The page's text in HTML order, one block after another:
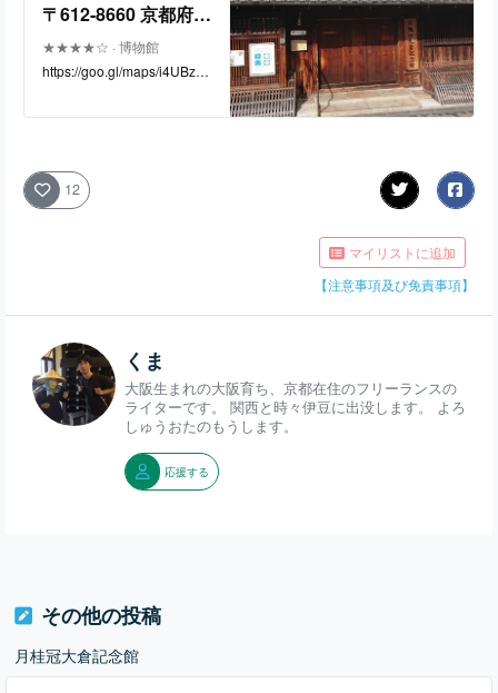
〒612-8660 京都府京
都市伏見区南浜町２
４７
★★★★☆ · 博物館
https://goo.gl/maps/i4UBz1
12
マイリストに追加
【注意事項及び免責事項】
くま
大阪生まれの大阪育ち、京都在住のフリーランスの
ライターです。 関西と時々伊豆に出没します。 よろ
しゅうおたのもうします。
応援する
その他の投稿
月桂冠大倉記念館